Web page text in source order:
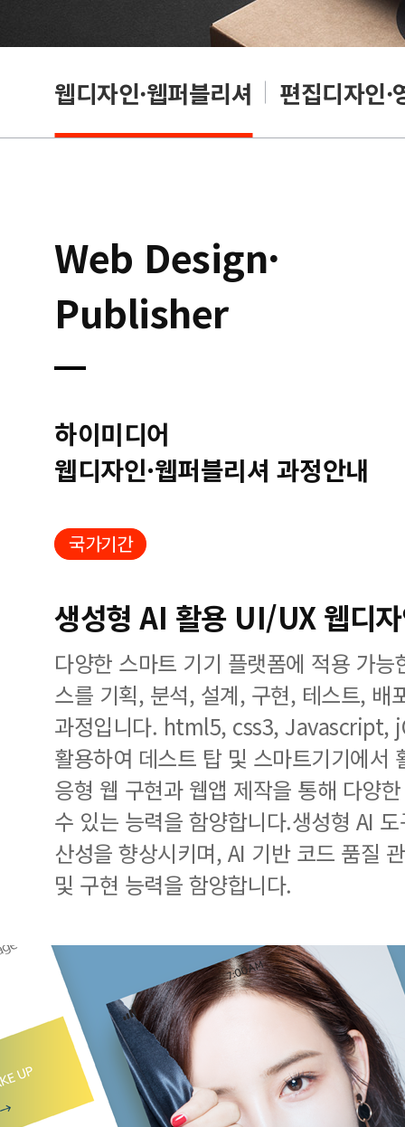
웹디자인·웹퍼블리셔 편집디자인·
Web Design·
Publisher
하이미디어
웹디자인·웹퍼블리셔 과정안내
국가기간
생성형 AI 활용 UI/UX 웹디
다양한 스마트 기기 플랫폼에 적용 가
스를 기획, 분석, 설계, 구현, 테스트, 배
과정입니다. html5, css3, Javascript,
활용하여 데스트 탑 및 스마트기기에서
응형 웹 구현과 웹앱 제작을 통해 다양
수 있는 능력을 함양합니다.생성형 AI
산성을 향상시키며, AI 기반 코드 품질
및 구현 능력을 함양합니다.